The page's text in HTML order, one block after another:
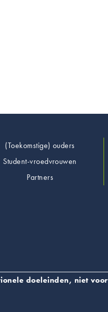
(Toekomstige) ouders
Student-vroedvrouwen
Partners
doeleinden, niet voor